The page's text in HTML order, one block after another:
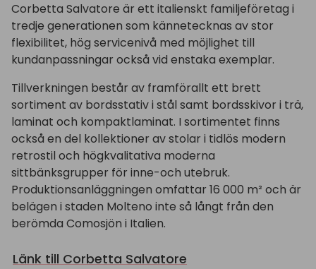
Corbetta Salvatore är ett italienskt familjeföretag i
tredje generationen som kännetecknas av stor
flexibilitet, hög servicenivå med möjlighet till
kundanpassningar också vid enstaka exemplar.
Tillverkningen består av framförallt ett brett
sortiment av bordsstativ i stål samt bordsskivor i trä,
laminat och kompaktlaminat. I sortimentet finns
också en del kollektioner av stolar i tidlös modern
retrostil och högkvalitativa moderna
sittbänksgrupper för inne-och utebruk.
Produktionsanläggningen omfattar 16 000 m² och är
belägen i staden Molteno inte så långt från den
berömda Comosjön i Italien.
Länk till Corbetta Salvatore